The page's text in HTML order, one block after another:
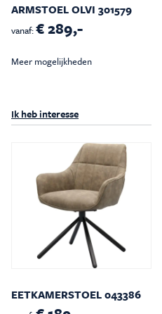
ARMSTOEL OLVI 301579
vanaf:€ 289,-
Meer mogelijkheden
Ik heb interesse
EETKAMERSTOEL 043386